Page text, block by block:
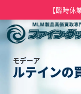
【臨時休
モデーア
ルテインの